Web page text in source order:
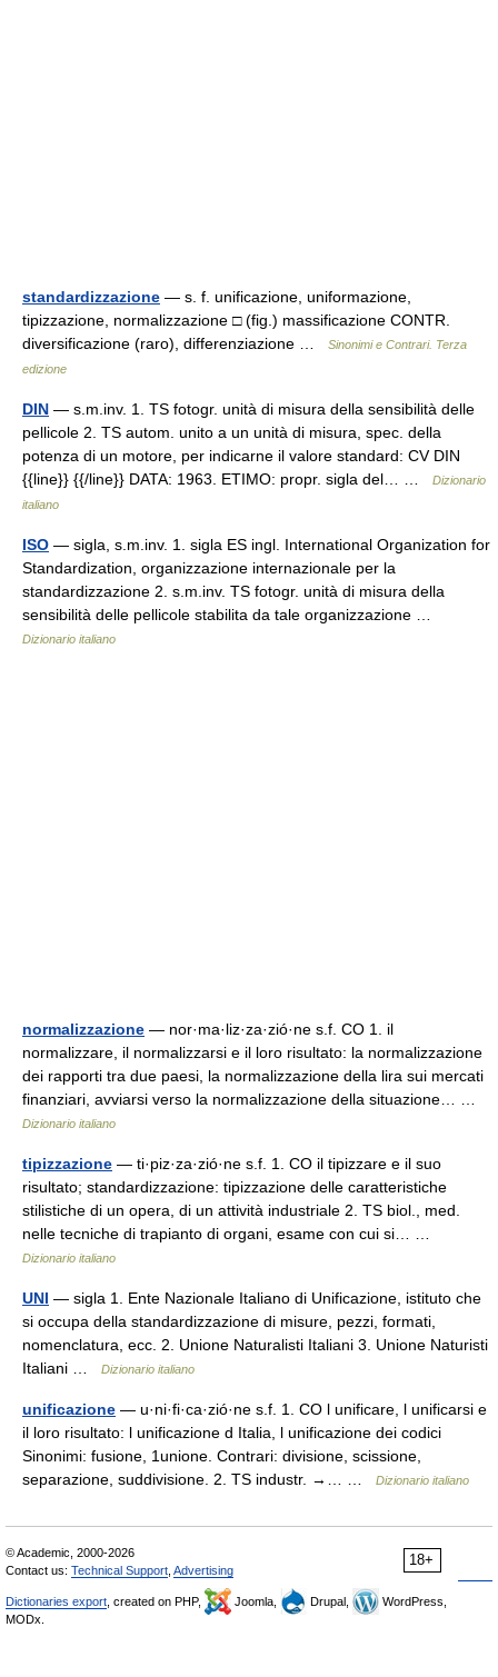
standardizzazione — s. f. unificazione, uniformazione,
tipizzazione, normalizzazione □ (fig.) massificazione CONTR.
diversificazione (raro), differenziazione …
Sinonimi e Contrari. Terza
edizione
DIN — s.m.inv. 1. TS fotogr. unità di misura della sensibilità delle
pellicole 2. TS autom. unito a un unità di misura, spec. della
potenza di un motore, per indicarne il valore standard: CV DIN
{{line}} {{/line}} DATA: 1963. ETIMO: propr. sigla del… …
Dizionario
italiano
ISO — sigla, s.m.inv. 1. sigla ES ingl. International Organization for
Standardization, organizzazione internazionale per la
standardizzazione 2. s.m.inv. TS fotogr. unità di misura della
sensibilità delle pellicole stabilita da tale organizzazione …
Dizionario italiano
normalizzazione — nor·ma·liz·za·zió·ne s.f. CO 1. il
normalizzare, il normalizzarsi e il loro risultato: la normalizzazione
dei rapporti tra due paesi, la normalizzazione della lira sui mercati
finanziari, avviarsi verso la normalizzazione della situazione… …
Dizionario italiano
tipizzazione — ti·piz·za·zió·ne s.f. 1. CO il tipizzare e il suo
risultato; standardizzazione: tipizzazione delle caratteristiche
stilistiche di un opera, di un attività industriale 2. TS biol., med.
nelle tecniche di trapianto di organi, esame con cui si… …
Dizionario italiano
UNI — sigla 1. Ente Nazionale Italiano di Unificazione, istituto che
si occupa della standardizzazione di misure, pezzi, formati,
nomenclatura, ecc. 2. Unione Naturalisti Italiani 3. Unione Naturisti
Italiani …
Dizionario italiano
unificazione — u·ni·fi·ca·zió·ne s.f. 1. CO l unificare, l unificarsi e
il loro risultato: l unificazione d Italia, l unificazione dei codici
Sinonimi: fusione, 1unione. Contrari: divisione, scissione,
separazione, suddivisione. 2. TS industr. →… …
Dizionario italiano
18+
© Academic, 2000-2026
Contact us: Technical Support Advertising
Dictionaries export , created on PHP, Joomla, Drupal,
WordPress,
MODx.